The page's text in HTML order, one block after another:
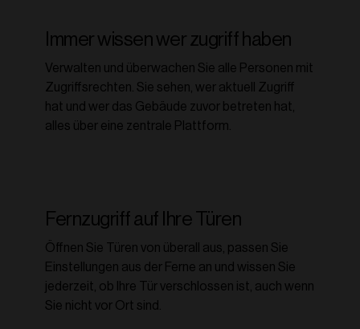
Immer wissen wer zugriff haben
Verwalten und überwachen Sie alle Personen mit
Zugriffsrechten. Sie sehen, wer aktuell Zugriff
hat und wer das Gebäude zuvor betreten hat,
alles über eine zentrale Plattform.
Fernzugriff auf Ihre Türen
Öffnen Sie Türen von überall aus, passen Sie
Einstellungen aus der Ferne an und wissen Sie
jederzeit, ob Ihre Tür verschlossen ist, auch wenn
Sie nicht vor Ort sind.